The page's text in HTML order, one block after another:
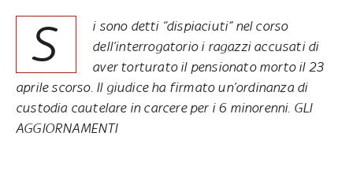
S
i sono detti “dispiaciuti” nel corso
dell’interrogatorio i ragazzi accusati di
aver torturato il pensionato morto il 23
aprile scorso. Il giudice ha firmato un’ordinanza di
custodia cautelare in carcere per i 6 minorenni. GLI
AGGIORNAMENTI